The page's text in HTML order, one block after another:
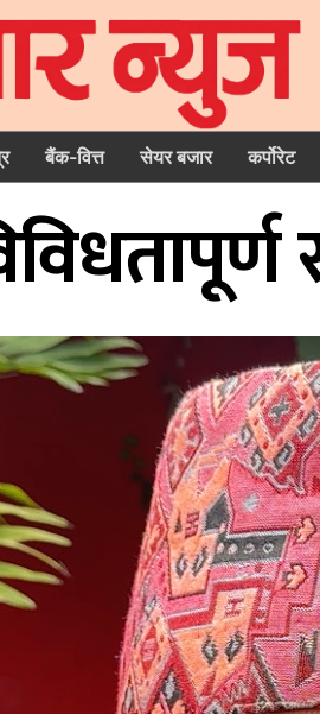
बैंक-वित्त सेयर बजार कर्पोरेट